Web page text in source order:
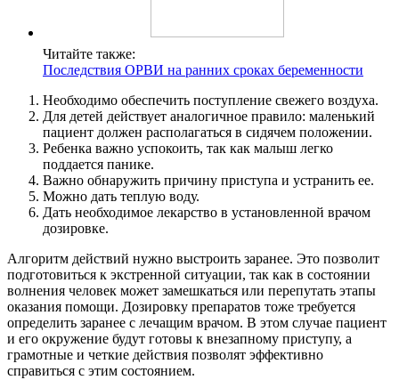
Читайте также:
Последствия ОРВИ на ранних сроках беременности
Необходимо обеспечить поступление свежего воздуха.
Для детей действует аналогичное правило: маленький
пациент должен располагаться в сидячем положении.
Ребенка важно успокоить, так как малыш легко
поддается панике.
Важно обнаружить причину приступа и устранить ее.
Можно дать теплую воду.
Дать необходимое лекарство в установленной врачом
дозировке.
Алгоритм действий нужно выстроить заранее. Это позволит
подготовиться к экстренной ситуации, так как в состоянии
волнения человек может замешкаться или перепутать этапы
оказания помощи. Дозировку препаратов тоже требуется
определить заранее с лечащим врачом. В этом случае пациент
и его окружение будут готовы к внезапному приступу, а
грамотные и четкие действия позволят эффективно
справиться с этим состоянием.